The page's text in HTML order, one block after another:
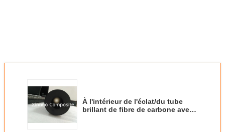
À l'intérieur de l'éclat/du tube
brillant de fibre de carbone avec